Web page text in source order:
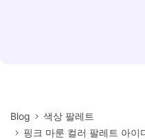
Blog
색상 팔레트
핑크 마룬 컬러 팔레트 아